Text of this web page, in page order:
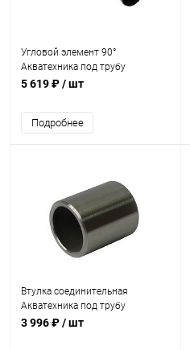
Угловой элемент 90°
Акватехника под трубу
40х1,5мм (универсал) (AT11.09)
5 619 ₽/ шт
Подробнее
Втулка соединительная
Акватехника под трубу
40х1,5мм AISI 316 (универсал)
3 996 ₽/ шт